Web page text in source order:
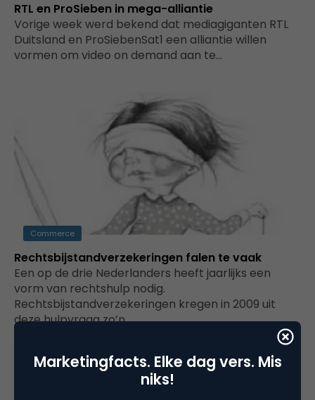
RTL en ProSieben in mega-alliantie
Vorige week werd bekend dat mediagiganten RTL
Duitsland en ProSiebenSat1 een alliantie willen
vormen om video on demand aan te…
Commerce
Rechtsbijstandverzekeringen falen te vaak
Een op de drie Nederlanders heeft jaarlijks een
vorm van rechtshulp nodig.
Rechtsbijstandverzekeringen kregen in 2009 uit
deze hulpvraag zo’n…
Marketingfacts. Elke dag vers. Mis
niks!